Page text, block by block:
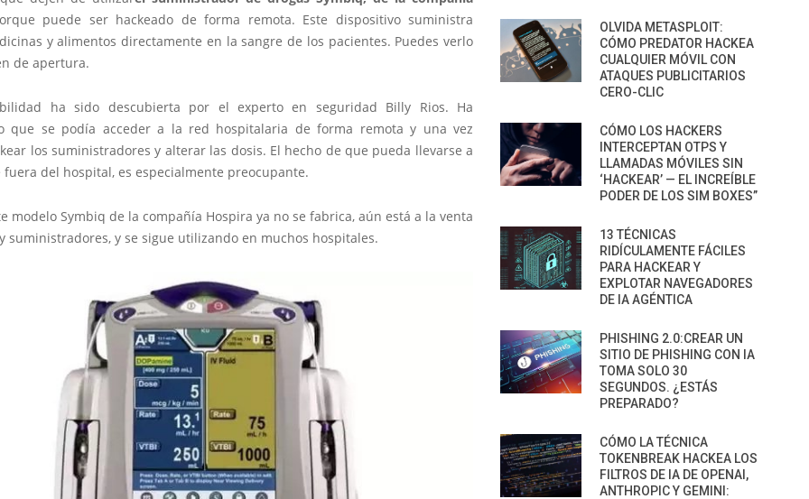
puede ser hackeado de forma remota. Este dispositivo suministra
y alimentos directamente en la sangre de los pacientes. Puedes verlo
de apertura.
ha sido descubierta por el experto en seguridad Billy Rios. Ha
que se podía acceder a la red hospitalaria de forma remota y una vez
los suministradores y alterar las dosis. El hecho de que pueda llevarse a
fuera del hospital, es especialmente preocupante.
modelo Symbiq de la compañía Hospira ya no se fabrica, aún está a la venta
suministradores, y se sigue utilizando en muchos hospitales.
OLVIDA METASPLOIT:
CÓMO PREDATOR HACKEA
CUALQUIER MÓVIL CON
ATAQUES PUBLICITARIOS
CERO-CLIC
CÓMO LOS HACKERS
INTERCEPTAN OTPS Y
LLAMADAS MÓVILES SIN
‘HACKEAR’ — EL INCREÍBLE
PODER DE LOS SIM BOXES”
13 TÉCNICAS
RIDÍCULAMENTE FÁCILES
PARA HACKEAR Y
EXPLOTAR NAVEGADORES
DE IA AGÉNTICA
PHISHING 2.0:CREAR UN
SITIO DE PHISHING CON IA
TOMA SOLO 30
SEGUNDOS. ¿ESTÁS
PREPARADO?
CÓMO LA TÉCNICA
TOKENBREAK HACKEA LOS
FILTROS DE IA DE OPENAI,
ANTHROPIC Y GEMINI: